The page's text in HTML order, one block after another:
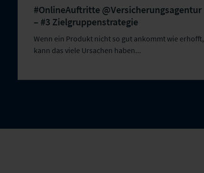
#OnlineAuftritte @Versicherungsagentur
– #3 Zielgruppenstrategie
Wenn ein Produkt nicht so gut ankommt wie erhofft,
kann das viele Ursachen haben...